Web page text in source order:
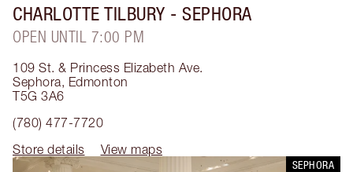
CHARLOTTE TILBURY - SEPHORA
OPEN UNTIL 7:00 PM
109 St. & Princess Elizabeth Ave.
Sephora, Edmonton
T5G 3A6
(780) 477-7720
Store details
View maps
SEPHORA